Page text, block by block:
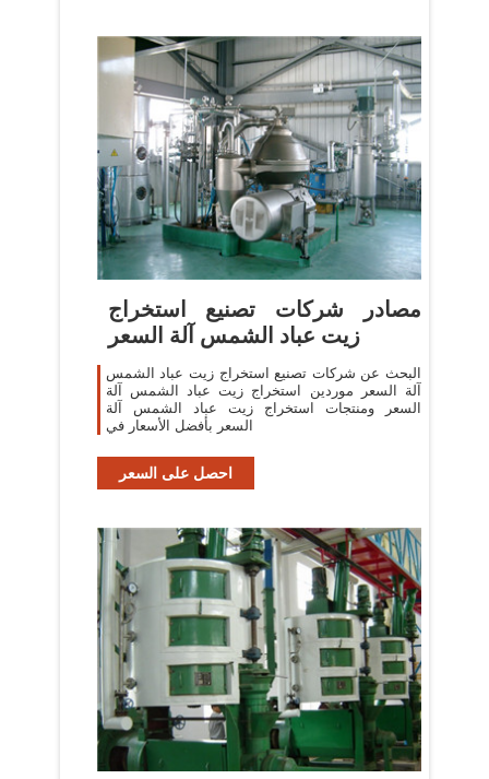
مصادر شركات تصنيع استخراج
زيت عباد الشمس آلة السعر
البحث عن شركات تصنيع استخراج زيت عباد الشمس
آلة السعر موردين استخراج زيت عباد الشمس آلة
السعر ومنتجات استخراج زيت عباد الشمس آلة
السعر بأفضل الأسعار في
احصل على السعر